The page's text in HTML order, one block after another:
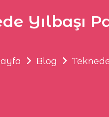
Yılbaşı
Blog